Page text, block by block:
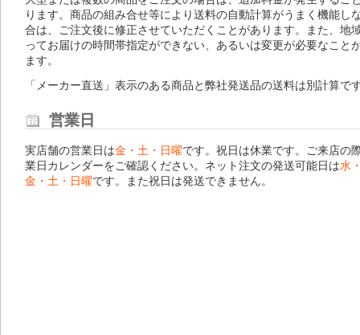
ります。商品の組み合せ等により送料の自動計算がうまく機能し
合は、ご注文後に修正させていただくことがあります。また、地
ってお届けの時間帯指定ができない、あるいは変更が必要なこと
ます。
「メーカー直送」表示のある商品と弊社発送品の送料は別計算で
営業日
実店舗の営業日は金・土・日曜です。祝日は休業です。ご来店の
業日カレンダーをご確認ください。ネット注文の発送可能日は水
金・土・日曜です。また祝日は発送できません。